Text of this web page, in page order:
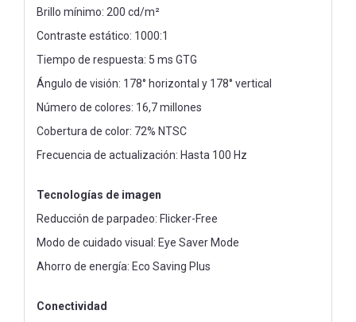
Brillo mínimo: 200 cd/m²
Contraste estático: 1000:1
Tiempo de respuesta: 5 ms GTG
Ángulo de visión: 178° horizontal y 178° vertical
Número de colores: 16,7 millones
Cobertura de color: 72% NTSC
Frecuencia de actualización: Hasta 100 Hz
Tecnologías de imagen
Reducción de parpadeo: Flicker-Free
Modo de cuidado visual: Eye Saver Mode
Ahorro de energía: Eco Saving Plus
Conectividad